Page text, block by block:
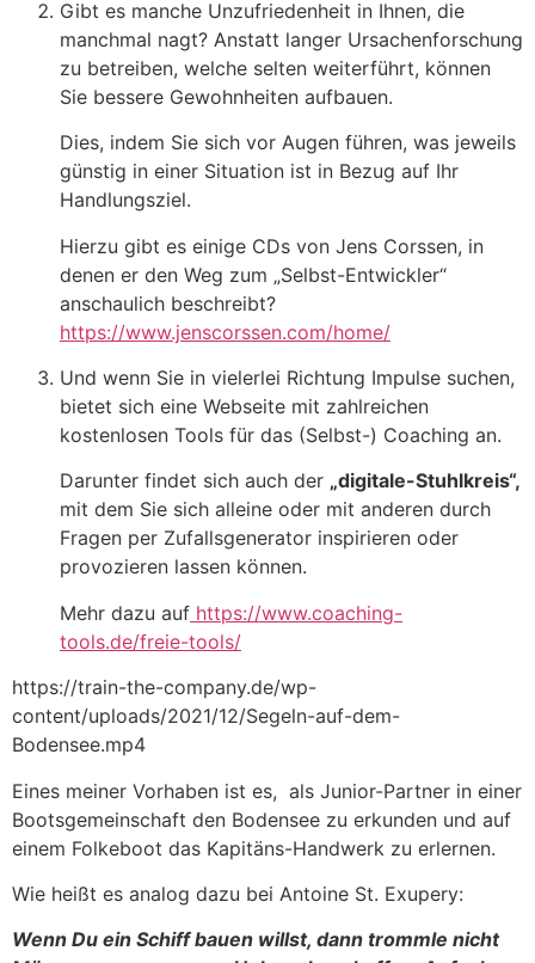
Gibt es manche Unzufriedenheit in Ihnen, die
manchmal nagt? Anstatt langer Ursachenforschung
zu betreiben, welche selten weiterführt, können
Sie bessere Gewohnheiten aufbauen.
Dies, indem Sie sich vor Augen führen, was jeweils
günstig in einer Situation ist in Bezug auf Ihr
Handlungsziel.
Hierzu gibt es einige CDs von Jens Corssen, in
denen er den Weg zum „Selbst-Entwickler“
anschaulich beschreibt?
https://www.jenscorssen.com/home/
Und wenn Sie in vielerlei Richtung Impulse suchen,
bietet sich eine Webseite mit zahlreichen
kostenlosen Tools für das (Selbst-) Coaching an.
Darunter findet sich auch der „digitale-Stuhlkreis“,
mit dem Sie sich alleine oder mit anderen durch
Fragen per Zufallsgenerator inspirieren oder
provozieren lassen können.
Mehr dazu auf https://www.coaching-
tools.de/freie-tools/
https://train-the-company.de/wp-
content/uploads/2021/12/Segeln-auf-dem-
Bodensee.mp4
Eines meiner Vorhaben ist es, als Junior-Partner in einer
Bootsgemeinschaft den Bodensee zu erkunden und auf
einem Folkeboot das Kapitäns-Handwerk zu erlernen.
Wie heißt es analog dazu bei Antoine St. Exupery:
Wenn Du ein Schiff bauen willst, dann trommle nicht